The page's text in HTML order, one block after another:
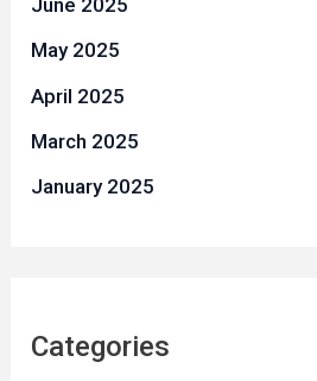
June 2025
May 2025
April 2025
March 2025
January 2025
Categories